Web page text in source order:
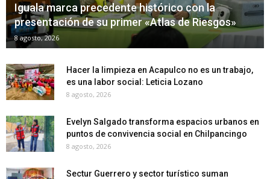
Iguala marca precedente histórico con la
presentación de su primer «Atlas de Riesgos»
8 agosto, 2026
Hacer la limpieza en Acapulco no es un trabajo,
es una labor social: Leticia Lozano
8 agosto, 2026
Evelyn Salgado transforma espacios urbanos en
puntos de convivencia social en Chilpancingo
8 agosto, 2026
Sectur Guerrero y sector turístico suman